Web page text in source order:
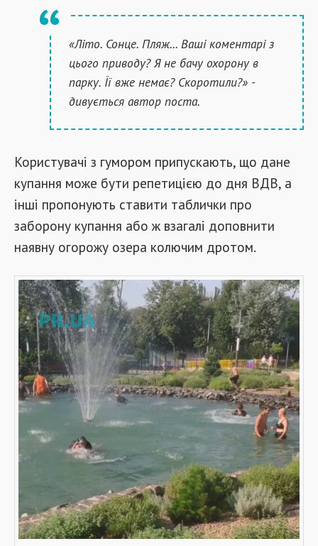
«Літо. Сонце. Пляж... Ваші коментарі з
цього приводу? Я не бачу охорону в
парку. Її вже немає? Скоротили?» -
дивується автор поста.
Користувачі з гумором припускають, що дане
купання може бути репетицією до дня ВДВ, а
інші пропонують ставити таблички про
заборону купання або ж взагалі доповнити
наявну огорожу озера колючим дротом.